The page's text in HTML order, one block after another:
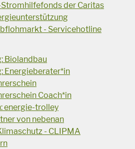
Stromhilfefonds der Caritas
- Servicehotline
Biolandbau
Energieberater*in
Coach*in
energie-trolley
von nebenan
- CLIPMA